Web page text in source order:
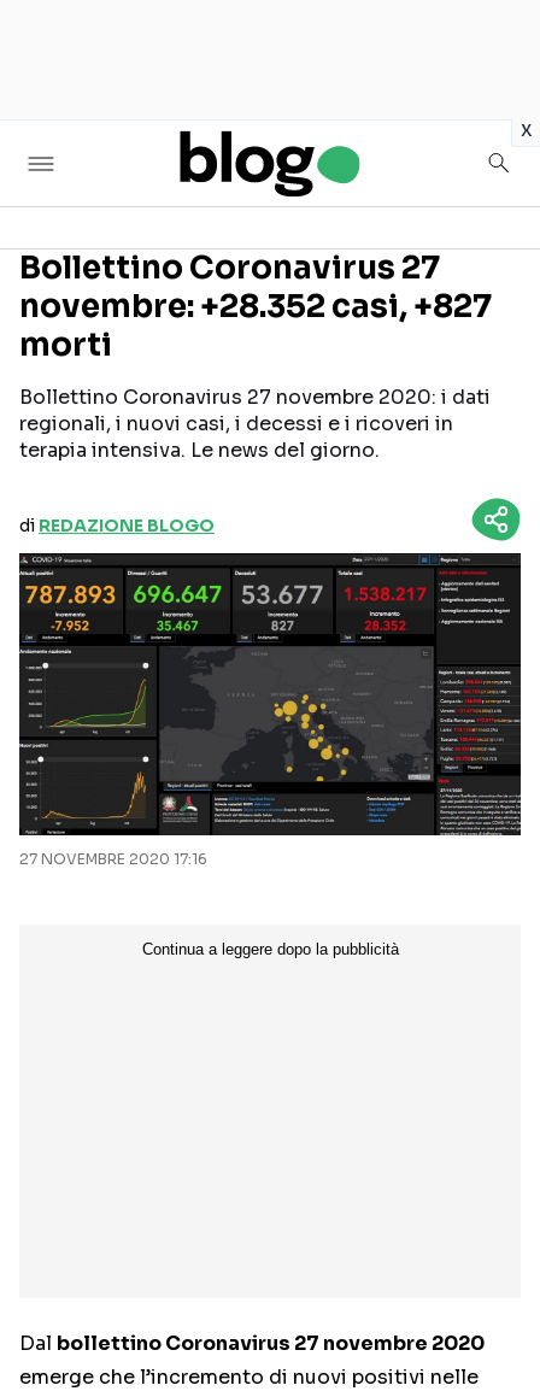
x
Seguici sui social
Bollettino Coronavirus 27
novembre: +28.352 casi, +827
morti
Bollettino Coronavirus 27 novembre 2020: i dati
regionali, i nuovi casi, i decessi e i ricoveri in
terapia intensiva. Le news del giorno.
di REDAZIONE BLOGO
27 NOVEMBRE 2020 17:16
Dal bollettino Coronavirus 27 novembre 2020
emerge che l’incremento di nuovi positivi nelle